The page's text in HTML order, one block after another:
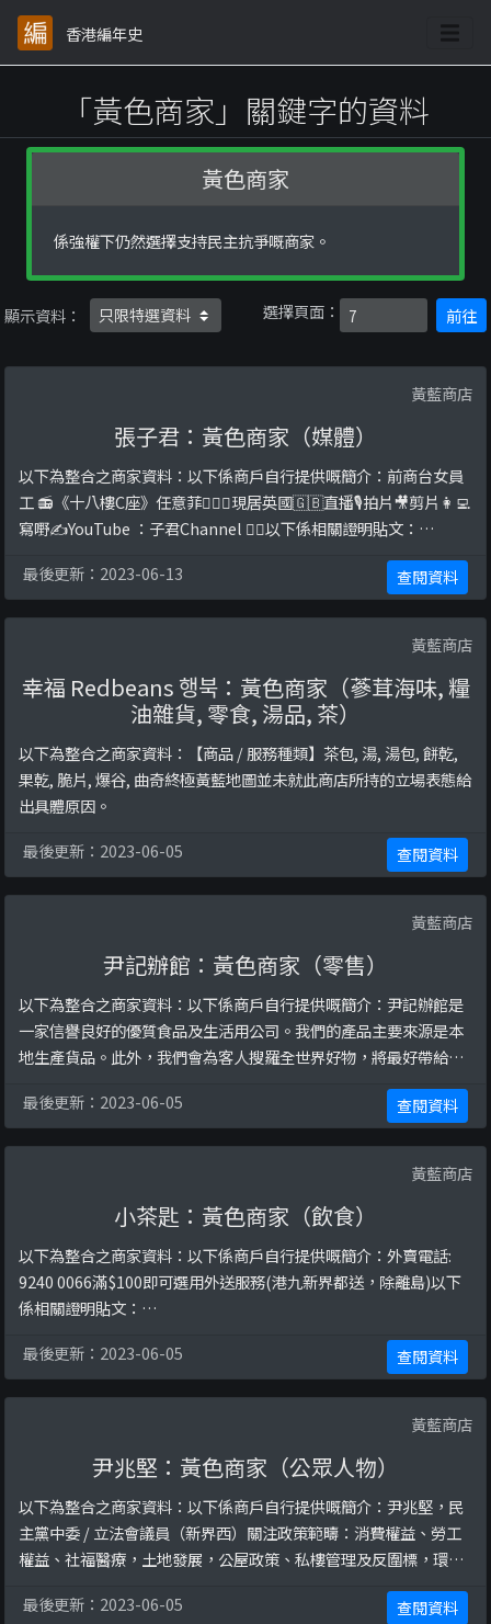
香港編年史
「黃色商家」關鍵字的資料
黃色商家
係強權下仍然選擇支持民主抗爭嘅商家。
顯示資料： 選擇頁面： 前往
黃藍商店
張子君：黃色商家（媒體）
以下為整合之商家資料：以下係商戶自行提供嘅簡介：前商台女員
工 📻《十八樓C座》任意菲👩🏻‍✈️現居英國🇬🇧直播🎙️拍片🎥剪片👩‍💻
寫嘢✍️YouTube ：子君Channel 👇🏻以下係相關證明貼文：
185458/https://www.facebook.com/tszkw ...
最後更新：2023-06-13 查閱資料
黃藍商店
幸福 Redbeans 행북：黃色商家（蔘茸海味, 糧
油雜貨, 零食, 湯品, 茶）
以下為整合之商家資料：【商品 / 服務種類】茶包, 湯, 湯包, 餅乾,
果乾, 脆片, 爆谷, 曲奇終極黃藍地圖並未就此商店所持的立場表態給
出具體原因。
最後更新：2023-06-05
查閱資料
黃藍商店
尹記辦館：黃色商家（零售）
以下為整合之商家資料：以下係商戶自行提供嘅簡介：尹記辦館是
一家信譽良好的優質食品及生活用公司。我們的產品主要來源是本
地生產貨品。此外，我們會為客人搜羅全世界好物，將最好帶給客
https://www.facebook.com/AndrewWanbulletin/posts/6274
28648743941/
最後更新：2023-06-05 查閱資料
黃藍商店
小茶匙：黃色商家（飲食）
以下為整合之商家資料：以下係商戶自行提供嘅簡介：外賣電話:
9240 0066滿$100即可選用外送服務(港九新界都送，除離島)以下
係相關證明貼文：
20509239662/
最後更新：2023-06-05 查閱資料
黃藍商店
尹兆堅：黃色商家（公眾人物）
以下為整合之商家資料：以下係商戶自行提供嘅簡介：尹兆堅，民
主黨中委 / 立法會議員（新界西）關注政策範疇：消費權益、勞工
權益、社福醫療，土地發展，公屋政策、私樓管理及反圍標，環境
https://web.archive.org/web/20201122183417/https://hk.ap
最後更新：2023-06-05 查閱資料